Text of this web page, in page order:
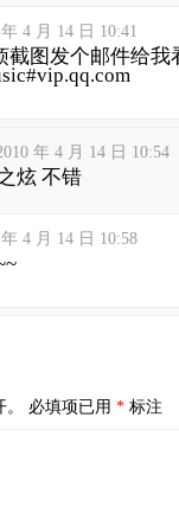
4 月 14 日 10:41
截图发个邮件给我
年 4 月 14 日 10:54
炫 不错
4 月 14 日 10:58
必填项已用 * 标注